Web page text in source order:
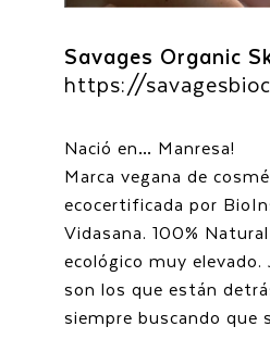
Savages Organic
https://
Nació en… Manresa!
Marca vegana de
ecocertificada por
Vidasana. 100%
ecológico muy
son los que están
siempre buscando que